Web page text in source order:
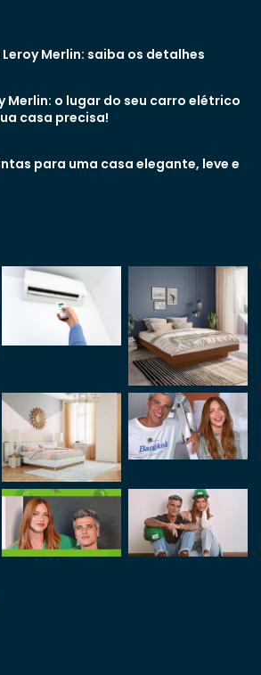
Merlin: saiba os detalhes
Merlin: o lugar do seu carro elétrico
casa precisa!
para uma casa elegante, leve e